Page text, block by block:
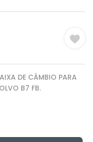
DE CÂMBIO PARA
B7 FB.